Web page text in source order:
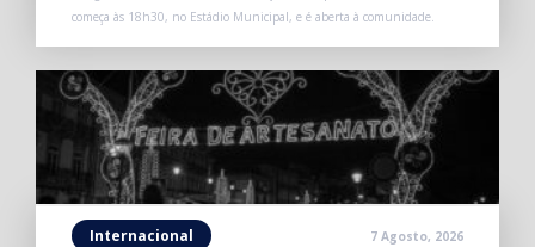
começa às 18h30, no Estádio Municipal, e é aberta à comunidade.
Internacional 7 Agosto, 2026